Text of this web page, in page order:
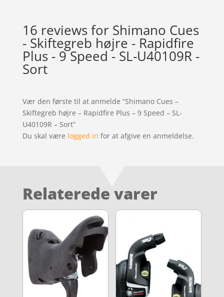
16 reviews for Shimano Cues
- Skiftegreb højre - Rapidfire
Plus - 9 Speed - SL-U40109R -
Sort
Vær den første til at anmelde “Shimano Cues –
Skiftegreb højre – Rapidfire Plus – 9 Speed – SL-
U40109R – Sort”
Du skal være logged in for at afgive en anmeldelse.
Relaterede varer